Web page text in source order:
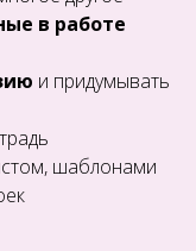
в работе
и придумывать
шаблонами